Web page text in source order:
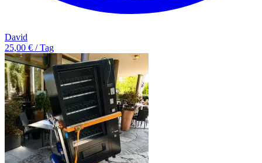
David
25,00 € / Tag